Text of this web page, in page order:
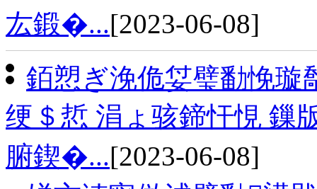
厷鍛�...[2023-06-08]
銆愬ぎ浼佹姇璧勫悗
绠＄悊 涓ょ骇鍗忓悓 鏁
腑鍥�...[2023-06-08]